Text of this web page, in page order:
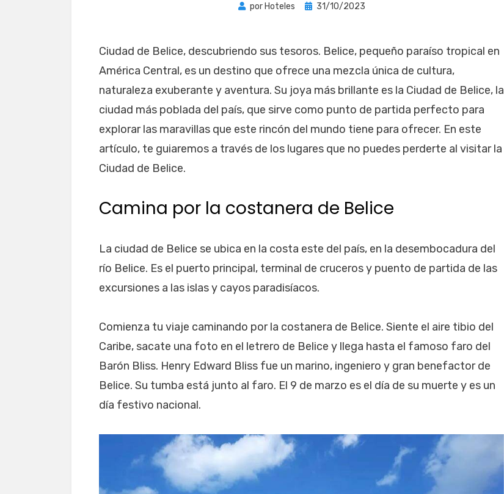
por Hoteles
Publicada
31/10/2023
Ciudad de Belice, descubriendo sus tesoros. Belice, pequeño paraíso tropical en
América Central, es un destino que ofrece una mezcla única de cultura,
naturaleza exuberante y aventura. Su joya más brillante es la Ciudad de Belice, la
ciudad más poblada del país, que sirve como punto de partida perfecto para
explorar las maravillas que este rincón del mundo tiene para ofrecer. En este
artículo, te guiaremos a través de los lugares que no puedes perderte al visitar la
Ciudad de Belice.
Camina por la costanera de Belice
La ciudad de Belice se ubica en la costa este del país, en la desembocadura del
río Belice. Es el puerto principal, terminal de cruceros y puento de partida de las
excursiones a las islas y cayos paradisíacos.
Comienza tu viaje caminando por la costanera de Belice. Siente el aire tibio del
Caribe, sacate una foto en el letrero de Belice y llega hasta el famoso faro del
Barón Bliss. Henry Edward Bliss fue un marino, ingeniero y gran benefactor de
Belice. Su tumba está junto al faro. El 9 de marzo es el día de su muerte y es un
día festivo nacional.